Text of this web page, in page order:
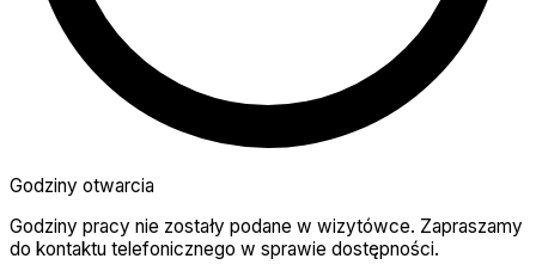
Godziny otwarcia
Godziny pracy nie zostały podane w wizytówce. Zapraszamy
do kontaktu telefonicznego w sprawie dostępności.